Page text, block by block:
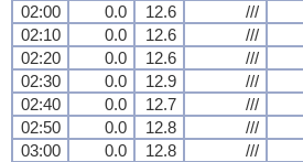
02:00
0.0 12.6 ///
02:10
0.0 12.6 ///
02:20
0.0 12.6 ///
02:30
0.0 12.9 ///
02:40
0.0 12.7 ///
02:50
0.0 12.8 ///
03:00
0.0 12.8 ///